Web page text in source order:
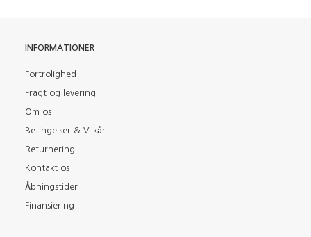
INFORMATIONER
Fortrolighed
Fragt og levering
Om os
Betingelser & Vilkår
Returnering
Kontakt os
Åbningstider
Finansiering